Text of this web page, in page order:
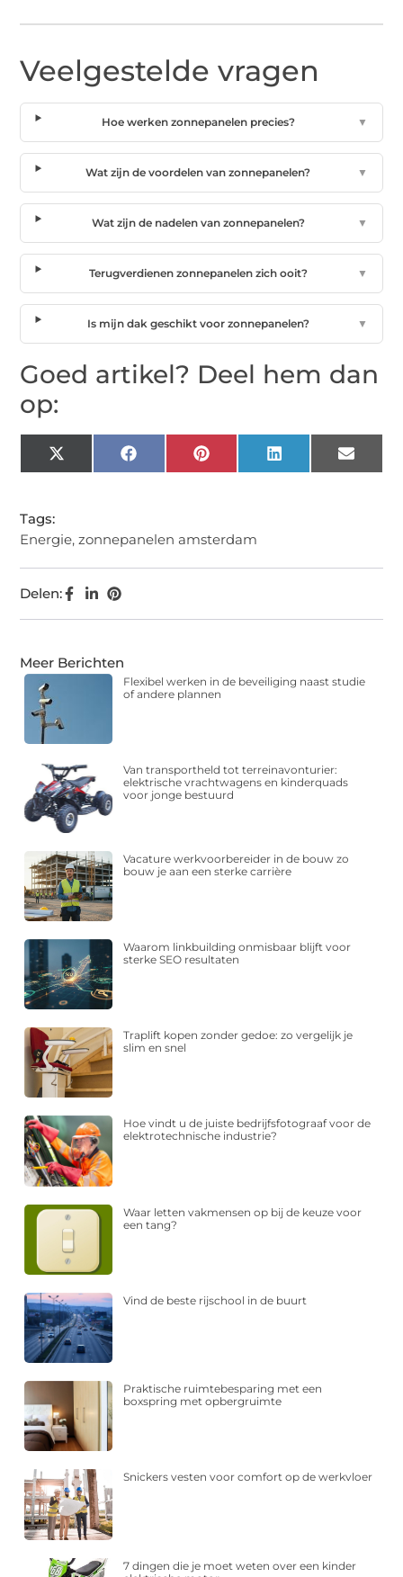
Veelgestelde vragen
Hoe werken zonnepanelen precies? ▼
Wat zijn de voordelen van zonnepanelen? ▼
Wat zijn de nadelen van zonnepanelen? ▼
Terugverdienen zonnepanelen zich ooit? ▼
Is mijn dak geschikt voor zonnepanelen? ▼
Goed artikel? Deel hem dan
op:
X
Facebook Pinterest LinkedIn Email
Tags:
Energie,zonnepanelen amsterdam
Delen:
Meer Berichten
Flexibel werken in de beveiliging naast studie
of andere plannen
Van transportheld tot terreinavonturier:
elektrische vrachtwagens en kinderquads
voor jonge bestuurd
Vacature werkvoorbereider in de bouw zo
bouw je aan een sterke carrière
Waarom linkbuilding onmisbaar blijft voor
sterke SEO resultaten
Traplift kopen zonder gedoe: zo vergelijk je
slim en snel
Hoe vindt u de juiste bedrijfsfotograaf voor de
elektrotechnische industrie?
Waar letten vakmensen op bij de keuze voor
een tang?
Vind de beste rijschool in de buurt
Praktische ruimtebesparing met een
boxspring met opbergruimte
Snickers vesten voor comfort op de werkvloer
7 dingen die je moet weten over een kinder